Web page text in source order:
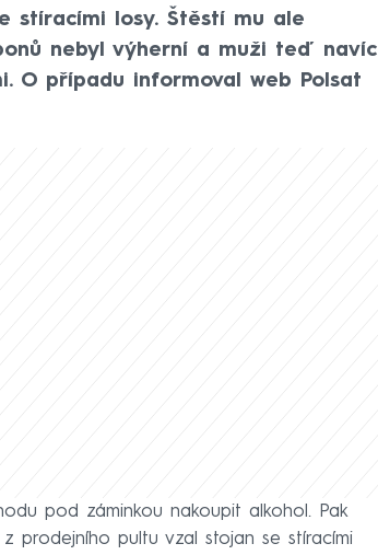
stíracími losy. Štěstí mu ale
nebyl výherní a muži teď navíc
O případu informoval web Polsat
pod záminkou nakoupit alkohol. Pak
prodejního pultu vzal stojan se stíracími